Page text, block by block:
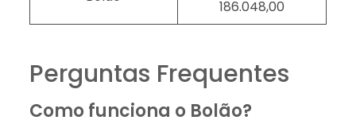
186.048,00
Perguntas Frequentes
Como funciona o Bolão?